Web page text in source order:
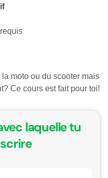
requis
moto ou du scooter mais
Ce cours est fait pour toi!
laquelle tu